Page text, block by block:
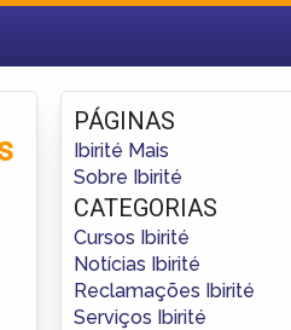
Fazer login
Criar conta
PÁGINAS
Ibirité Mais
Sobre Ibirité
CATEGORIAS
Cursos Ibirité
Notícias Ibirité
Reclamações Ibirité
Serviços Ibirité